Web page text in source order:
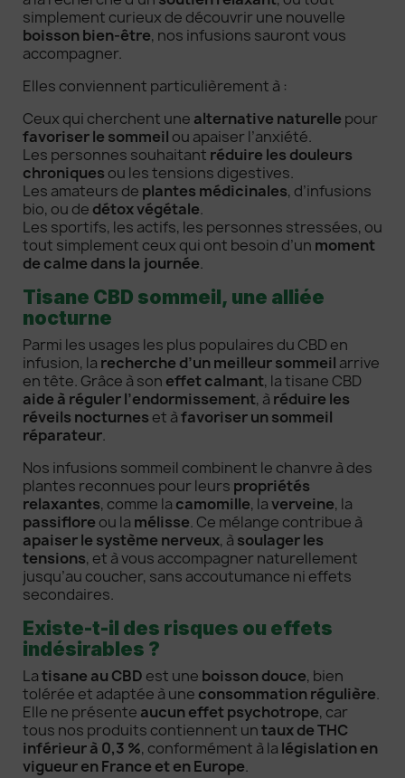
simplement curieux de découvrir une nouvelle
boisson bien-être, nos infusions sauront vous
accompagner.
Elles conviennent particulièrement à :
Ceux qui cherchent une alternative naturelle pour
favoriser le sommeil ou apaiser l’anxiété.
Les personnes souhaitant réduire les douleurs
chroniques ou les tensions digestives.
Les amateurs de plantes médicinales, d’infusions
bio, ou de détox végétale.
Les sportifs, les actifs, les personnes stressées, ou
tout simplement ceux qui ont besoin d’un moment
de calme dans la journée.
Tisane CBD sommeil, une alliée
nocturne
Parmi les usages les plus populaires du CBD en
infusion, la recherche d’un meilleur sommeil arrive
en tête. Grâce à son effet calmant, la tisane CBD
aide à réguler l’endormissement, à réduire les
réveils nocturnes et àfavoriser un sommeil
réparateur.
Nos infusions sommeil combinent le chanvre à des
plantes reconnues pour leurs propriétés
relaxantes, comme la camomille, laverveine, la
passiflore ou la mélisse. Ce mélange contribue à
apaiser le système nerveux, à soulager les
tensions, et à vous accompagner naturellement
jusqu’au coucher, sans accoutumance ni effets
secondaires.
Existe-t-il des risques ou effets
indésirables ?
Latisane au CBD est une boisson douce, bien
tolérée et adaptée à une consommation régulière.
Elle ne présente aucun effet psychotrope, car
tous nos produits contiennent untaux de THC
inférieur à 0,3 %, conformément à la législation en
vigueur en France et en Europe.